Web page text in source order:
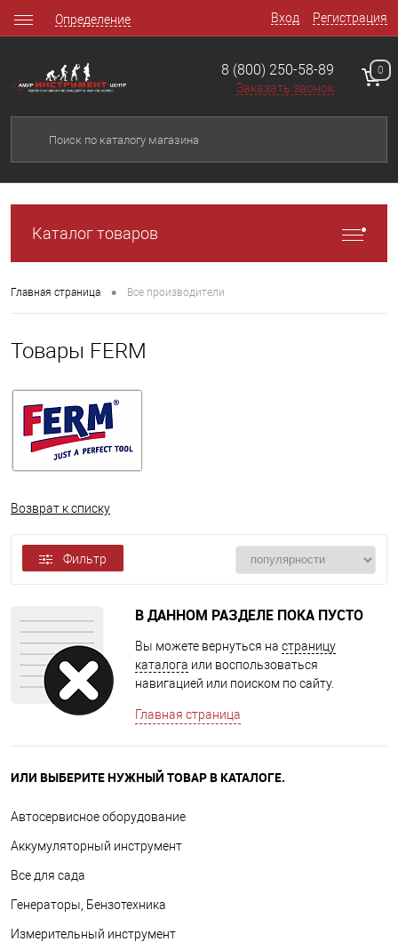
Вход Регистрация
Определение
8 (800) 250-58-89
Заказать звонок
0
Каталог товаров
Главная страница • Все производители
Товары FERM
Возврат к списку
Фильтр
В ДАННОМ РАЗДЕЛЕ ПОКА ПУСТО
Вы можете вернуться на страницу
каталога или воспользоваться
навигацией или поиском по сайту.
Главная страница
ИЛИ ВЫБЕРИТЕ НУЖНЫЙ ТОВАР В КАТАЛОГЕ.
Автосервисное оборудование
Аккумуляторный инструмент
Все для сада
Генераторы, Бензотехника
Измерительный инструмент